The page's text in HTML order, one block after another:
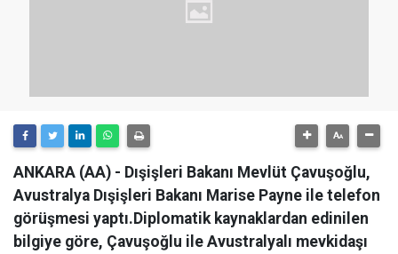
ANKARA (AA) - Dışişleri Bakanı Mevlüt Çavuşoğlu,
Avustralya Dışişleri Bakanı Marise Payne ile telefon
görüşmesi yaptı.Diplomatik kaynaklardan edinilen
bilgiye göre, Çavuşoğlu ile Avustralyalı mevkidaşı